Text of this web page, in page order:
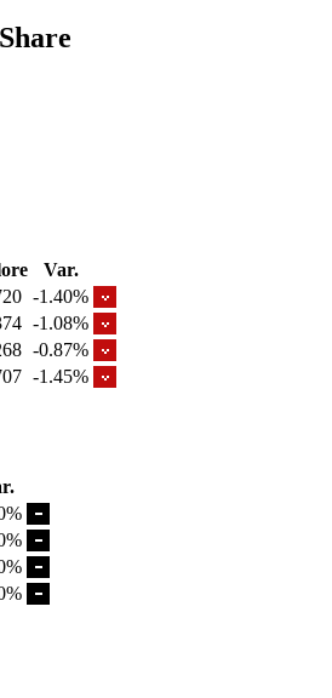
Var.
-1.40%
-1.08%
-0.87%
-1.45%